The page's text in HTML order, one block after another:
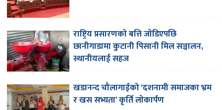
राष्ट्रिय प्रसारणकाे बत्ति जाेडिएपछि
छानीगाडामा कुटानी पिसानी मिल सञ्चालन,
स्थानीयलाई सहज
खडानन्द चौलागाईको ‘दशनामी समाजका भ्रम
र खस सभ्यता’ कृर्ति लाेकार्पण